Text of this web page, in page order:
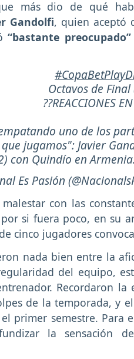
más dio de qué
Gandolfi, quien aceptó
“bastante preocupado”
Octavos de Final
??REACCIONES
uno de los
jugamos": Javier
con Quindío en
Es Pasión
con las
si fuera poco, en su
cinco jugadores
nada bien entre la
del equipo,
Recordaron la
de la temporada, y
primer semestre. Para
la sensación